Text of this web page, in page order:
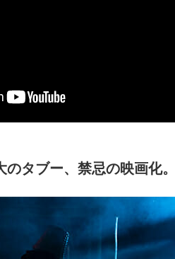
タブー、禁忌の映画化。